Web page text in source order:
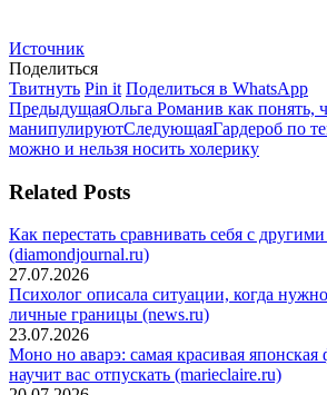
Источник
Поделиться
ТвитнутьПоделиться
в
Twitter
Pin itПоделиться
в
Pinterest
Поделиться в WhatsApp
в
Навигация
по
ПредыдущаяПредыдущая
запись:
Ольга Романив как понять,
манипулируютСледующаяСледующая
запись:
Гардероб по
можно и нельзя носить холерику
Related Posts
Как перестать сравнивать себя с
(diamondjournal.ru)
27.07.2026
Психолог описала ситуации, когда
личные границы (news.ru)
23.07.2026
Моно но аварэ: самая красивая японская
научит вас отпускать (marieclaire.ru)